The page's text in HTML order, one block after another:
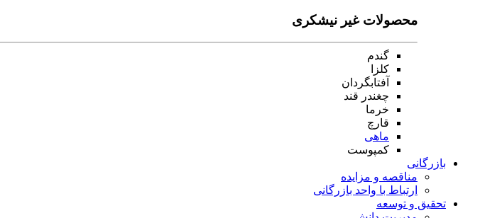
محصولات غیر نیشکری
گندم
کلزا
آفتابگردان
چغندر قند
خرما
قارچ
ماهی
کمپوست
بازرگانی
مناقصه و مزایده
ارتباط با واحد بازرگانی
تحقیق و توسعه